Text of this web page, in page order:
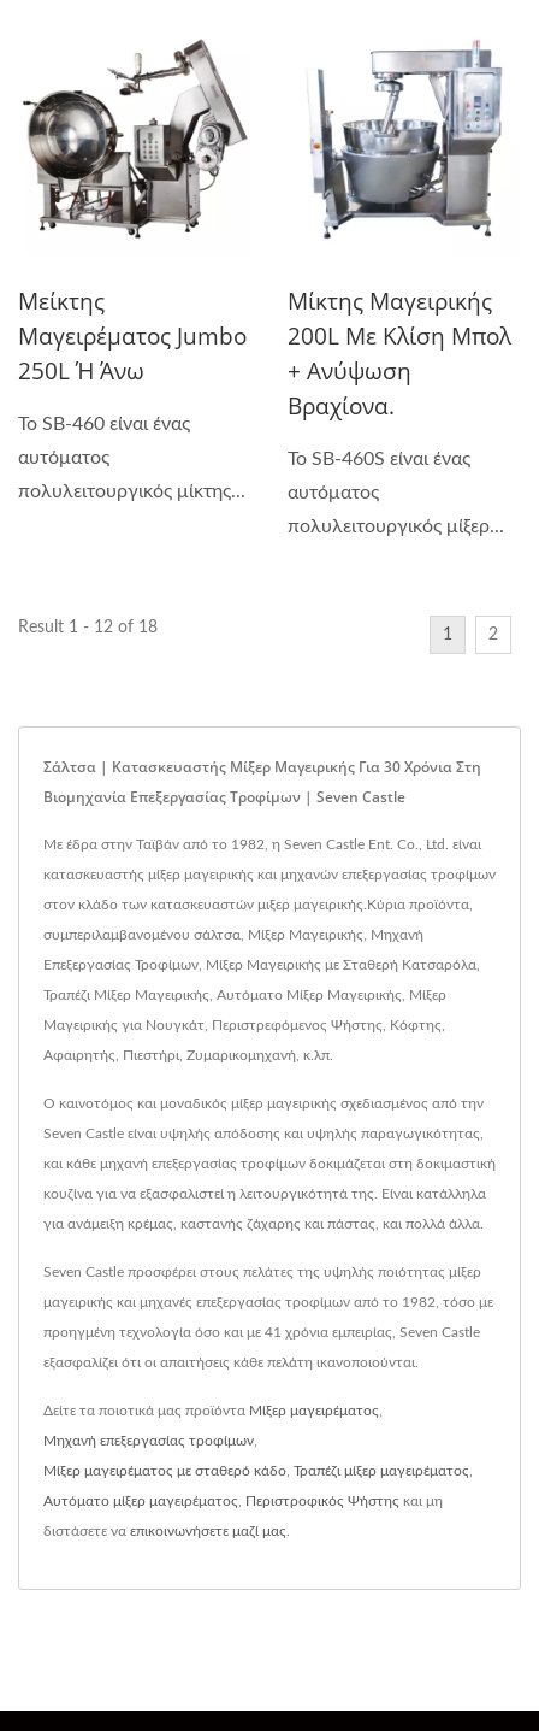
Μείκτης
Μαγειρέματος Jumbo
250L Ή Άνω
Το SB-460 είναι ένας
αυτόματος
πολυλειτουργικός μίκτης...
Μίκτης Μαγειρικής
200L Με Κλίση Μπολ
+ Ανύψωση
Βραχίονα.
Το SB-460S είναι ένας
αυτόματος
πολυλειτουργικός μίξερ...
Result 1 - 12 of 18 1 2
Σάλτσα | Κατασκευαστής Μίξερ Μαγειρικής Για 30 Χρόνια Στη
Βιομηχανία Επεξεργασίας Τροφίμων | Seven Castle
Με έδρα στην Ταϊβάν από το 1982, η Seven Castle Ent. Co., Ltd. είναι
κατασκευαστής μίξερ μαγειρικής και μηχανών επεξεργασίας τροφίμων
στον κλάδο των κατασκευαστών μιξερ μαγειρικής.Κύρια προϊόντα,
συμπεριλαμβανομένου σάλτσα, Μίξερ Μαγειρικής, Μηχανή
Επεξεργασίας Τροφίμων, Μίξερ Μαγειρικής με Σταθερή Κατσαρόλα,
Τραπέζι Μίξερ Μαγειρικής, Αυτόματο Μίξερ Μαγειρικής, Μίξερ
Μαγειρικής για Νουγκάτ, Περιστρεφόμενος Ψήστης, Κόφτης,
Αφαιρητής, Πιεστήρι, Ζυμαρικομηχανή, κ.λπ.
Ο καινοτόμος και μοναδικός μίξερ μαγειρικής σχεδιασμένος από την
Seven Castle είναι υψηλής απόδοσης και υψηλής παραγωγικότητας,
και κάθε μηχανή επεξεργασίας τροφίμων δοκιμάζεται στη δοκιμαστική
κουζίνα για να εξασφαλιστεί η λειτουργικότητά της. Είναι κατάλληλα
για ανάμειξη κρέμας, καστανής ζάχαρης και πάστας, και πολλά άλλα.
Seven Castle προσφέρει στους πελάτες της υψηλής ποιότητας μίξερ
μαγειρικής και μηχανές επεξεργασίας τροφίμων από το 1982, τόσο με
προηγμένη τεχνολογία όσο και με 41 χρόνια εμπειρίας, Seven Castle
εξασφαλίζει ότι οι απαιτήσεις κάθε πελάτη ικανοποιούνται.
Δείτε τα ποιοτικά μας προϊόντα Μίξερ μαγειρέματος
Μηχανή επεξεργασίας τροφίμων
Μίξερ μαγειρέματος με σταθερό κάδο Τραπέζι μίξερ μαγειρέματος
Αυτόματο μίξερ μαγειρέματος Περιστροφικός Ψήστης και μη
διστάσετε να επικοινωνήσετε μαζί μας